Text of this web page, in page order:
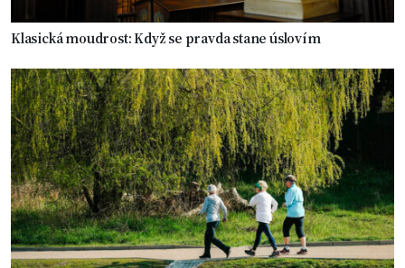
Klasická moudrost: Když se pravda stane úslovím